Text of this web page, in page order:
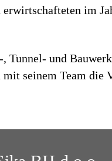
im
und
seinem Team die